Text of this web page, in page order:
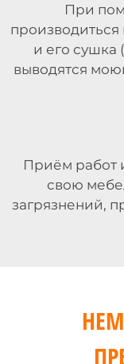
При
и его сушка
выводятся
Приём работ
свою
загрязнений,